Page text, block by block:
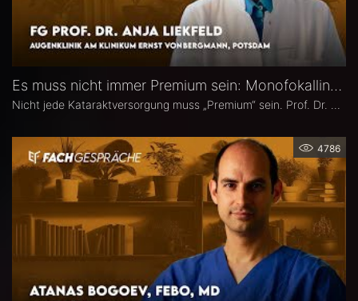
Es muss nicht immer Premium sein: Monofokallinsen – Prof. Dr. Anja Liekfeld
4786